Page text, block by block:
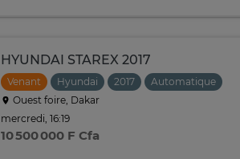
HYUNDAI STAREX 2017
Venant Hyundai 2017
Automatique
Ouest foire, Dakar
mercredi, 16:19
10 500 000 F Cfa